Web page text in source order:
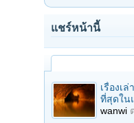
แชร์หน้านี้
เรื่องเ
ที่สุดใน
wanwi